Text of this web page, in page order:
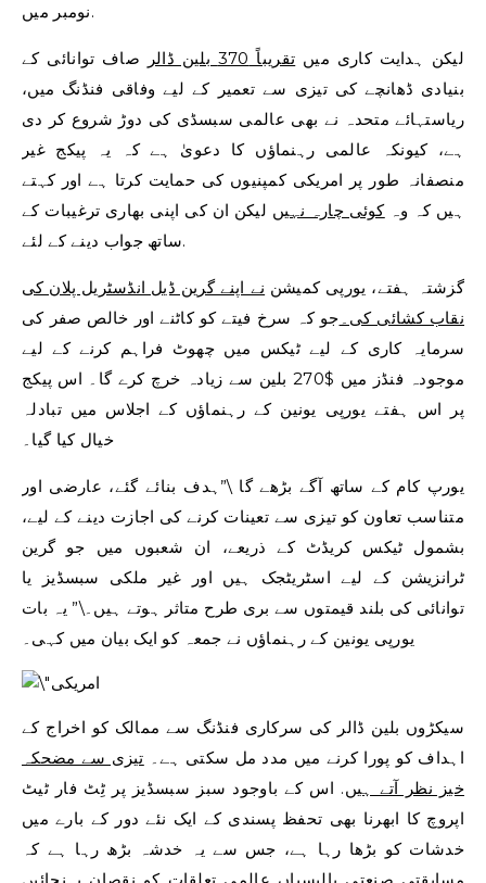
نومبر میں.
لیکن ہدایت کاری میں تقریباً 370 بلین ڈالر
صاف توانائی کے
بنیادی ڈھانچے کی تیزی سے تعمیر کے لیے وفاقی فنڈنگ ​​میں،
ریاستہائے متحدہ نے بھی عالمی سبسڈی کی دوڑ شروع کر دی
ہے، کیونکہ عالمی رہنماؤں کا دعویٰ ہے کہ یہ پیکج غیر
منصفانہ طور پر امریکی کمپنیوں کی حمایت کرتا ہے اور کہتے
ہیں کہ وہکوئی چارہ نہیں لیکن ان کی اپنی بھاری ترغیبات کے
ساتھ جواب دینے کے لئے.
گزشتہ ہفتے، یورپی کمیشن نے اپنے گرین ڈیل انڈسٹریل پلان کی
نقاب کشائی کی۔ جو کہ سرخ فیتے کو کاٹنے اور خالص صفر کی
سرمایہ کاری کے لیے ٹیکس میں چھوٹ فراہم کرنے کے لیے
موجودہ فنڈز میں $270 بلین سے زیادہ خرچ کرے گا۔ اس پیکج
پر اس ہفتے یورپی یونین کے رہنماؤں کے اجلاس میں تبادلہ
خیال کیا گیا۔
یورپ کام کے ساتھ آگے بڑھے گا \”ہدف بنائے گئے، عارضی اور
متناسب تعاون کو تیزی سے تعینات کرنے کی اجازت دینے کے لیے،
بشمول ٹیکس کریڈٹ کے ذریعے، ان شعبوں میں جو گرین
ٹرانزیشن کے لیے اسٹریٹجک ہیں اور غیر ملکی سبسڈیز یا
توانائی کی بلند قیمتوں سے بری طرح متاثر ہوتے ہیں۔\” یہ بات
یورپی یونین کے رہنماؤں نے جمعہ کو ایک بیان میں کہی۔
سیکڑوں بلین ڈالر کی سرکاری فنڈنگ ​​سے ممالک کو اخراج کے
اہداف کو پورا کرنے میں مدد مل سکتی ہے۔ تیزی سے مضحکہ
خیز نظر آتے ہیں. اس کے باوجود سبز سبسڈیز پر ٹِٹ فار ٹیٹ
اپروچ کا ابھرنا بھی تحفظ پسندی کے ایک نئے دور کے بارے میں
خدشات کو بڑھا رہا ہے، جس سے یہ خدشہ بڑھ رہا ہے کہ